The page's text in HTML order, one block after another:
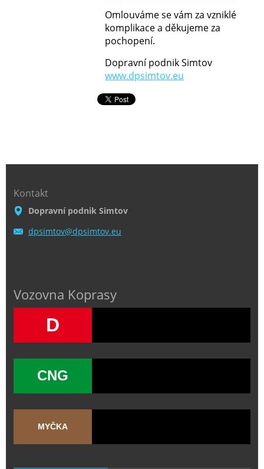
Omlouváme se vám za vzniklé
komplikace a děkujeme za
pochopení.
Dopravní podnik Simtov
www.dpsimtov.eu
Kontakt
Dopravní podnik Simtov
dpsimtov@dpsimtov.eu
Vozovna Koprasy
D
CNG
MYČKA